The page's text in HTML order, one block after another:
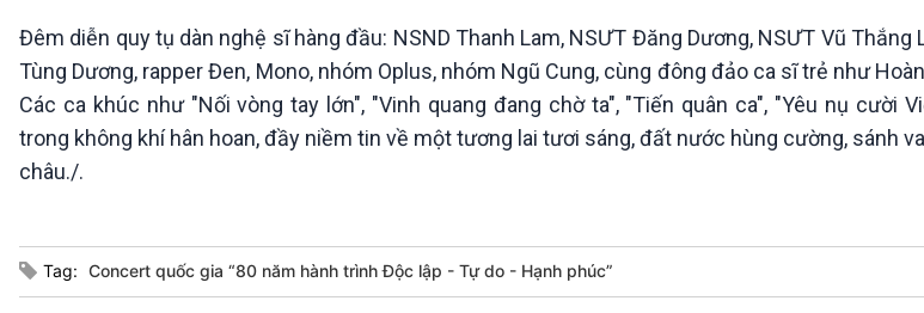
Đêm diễn quy tụ dàn nghệ sĩ hàng đầu: NSND Thanh Lam, NSƯT Đăng Dương, NSƯT Vũ Thắng
Tùng Dương, rapper Đen, Mono, nhóm Oplus, nhóm Ngũ Cung, cùng đông đảo ca sĩ trẻ như
Các ca khúc như "Nối vòng tay lớn", "Vinh quang đang chờ ta", "Tiến quân ca", "Yêu nụ cười
trong không khí hân hoan, đầy niềm tin về một tương lai tươi sáng, đất nước hùng cường, sánh
châu./.
Tag: Concert quốc gia “80 năm hành trình Độc lập - Tự do - Hạnh phúc”